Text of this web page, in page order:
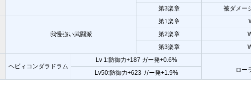
第3楽章
被ダメー
我慢強い武闘派
第1楽章
第2楽章
第3楽章
ヘビィコンダラドラム
Lv 1:防御力+187 ガー発+0.6%
ロー
Lv50:防御力+623 ガー発+1.9%